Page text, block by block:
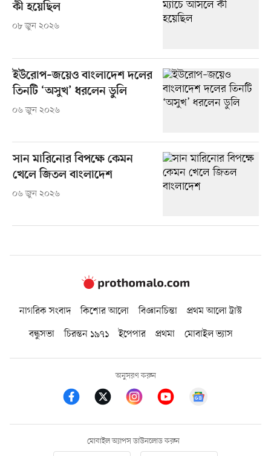
কী হয়েছিল
০৮ জুন ২০২৬
ইউরোপ–জয়েও বাংলাদেশ দলের
তিনটি ‘অসুখ’ ধরলেন ডুলি
০৬ জুন ২০২৬
সান মারিনোর বিপক্ষে কেমন
খেলে জিতল বাংলাদেশ
০৬ জুন ২০২৬
নাগরিক সংবাদ কিশোর আলো বিজ্ঞানচিন্তা
প্রথম আলো ট্রাস্ট
বন্ধুসভা
চিরন্তন ১৯৭১ ইপেপার প্রথমা মোবাইল ভ্যাস
অনুসরণ করুন
মোবাইল অ্যাপস ডাউনলোড করুন